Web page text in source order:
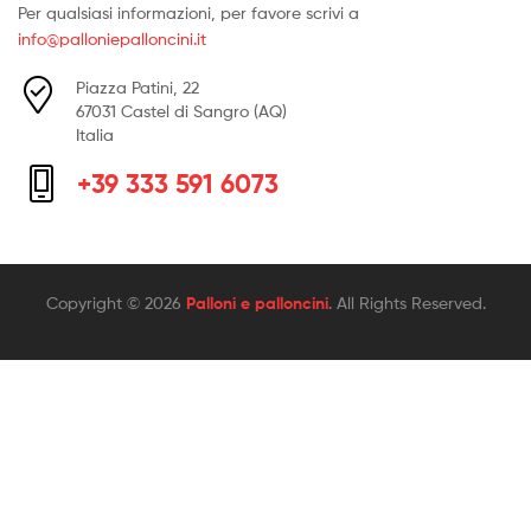
Per qualsiasi informazioni, per favore scrivi a
info@palloniepalloncini.it
Piazza Patini, 22
67031 Castel di Sangro (AQ)
Italia
+39 333 591 6073
Copyright © 2026 Palloni e palloncini. All Rights Reserved.